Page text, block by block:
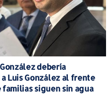
debería
Luis González al frente
siguen sin agua